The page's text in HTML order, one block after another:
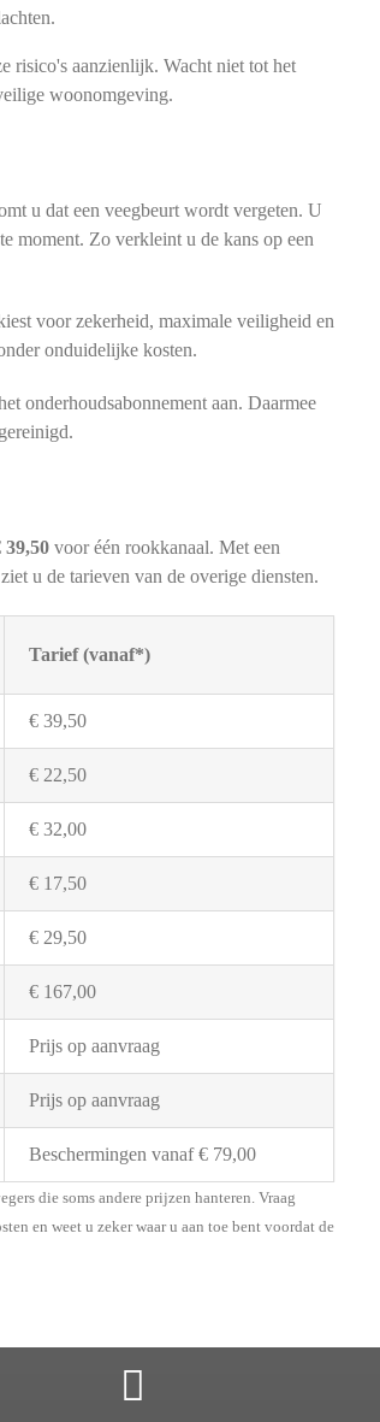
risico's aanzienlijk. Wacht niet tot het
woonomgeving.
u dat een veegbeurt wordt vergeten. U
moment. Zo verkleint u de kans op een
voor zekerheid, maximale veiligheid en
onduidelijke kosten.
onderhoudsabonnement aan. Daarmee
39,50voor één rookkanaal. Met een
u de tarieven van de overige diensten.
Tarief (vanaf*)
€ 39,50
€ 22,50
€ 32,00
€ 17,50
€ 29,50
€ 167,00
Prijs op aanvraag
Prijs op aanvraag
Beschermingen vanaf € 79,00
die soms andere prijzen hanteren. Vraag
en weet u zeker waar u aan toe bent voordat de